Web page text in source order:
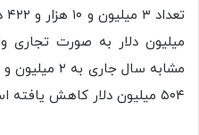
میلیون دلار به صورت
۵۰۴ میلیون دلار کاهش یافته است.